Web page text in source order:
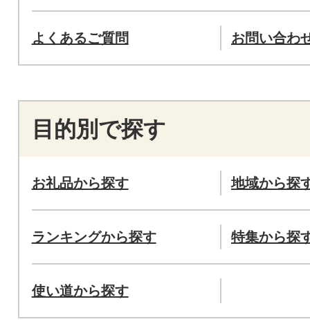
よくあるご質問 お問い合わ
目的別で探す
お礼品から探す 地域から探
ランキングから探す 特集から探
使い道から探す